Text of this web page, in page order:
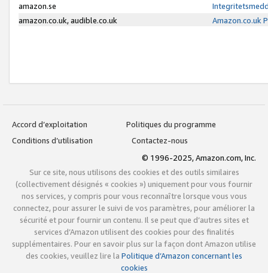
amazon.se
amazon.co.uk, audible.co.uk
Amazon.co.uk
Accord d’exploitation
Politiques du programme
Conditions d’utilisation
Contactez-nous
© 1996-2025, Amazon.com, Inc.
Sur ce site, nous utilisons des cookies et des outils similaires
(collectivement désignés « cookies ») uniquement pour vous fournir
nos services, y compris pour vous reconnaître lorsque vous vous
connectez, pour assurer le suivi de vos paramètres, pour améliorer la
sécurité et pour fournir un contenu. Il se peut que d’autres sites et
services d’Amazon utilisent des cookies pour des finalités
supplémentaires. Pour en savoir plus sur la façon dont Amazon utilise
des cookies, veuillez lire la Politique d’Amazon concernant les
cookies